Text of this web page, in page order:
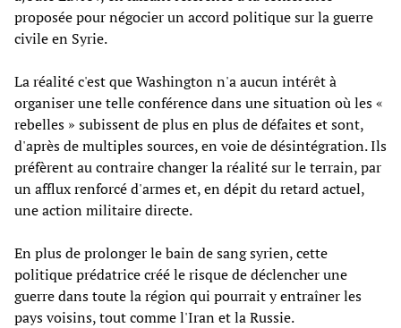
proposée pour négocier un accord politique sur la guerre
civile en Syrie.
La réalité c'est que Washington n'a aucun intérêt à
organiser une telle conférence dans une situation où les «
rebelles » subissent de plus en plus de défaites et sont,
d'après de multiples sources, en voie de désintégration. Ils
préfèrent au contraire changer la réalité sur le terrain, par
un afflux renforcé d'armes et, en dépit du retard actuel,
une action militaire directe.
En plus de prolonger le bain de sang syrien, cette
politique prédatrice créé le risque de déclencher une
guerre dans toute la région qui pourrait y entraîner les
pays voisins, tout comme l'Iran et la Russie.